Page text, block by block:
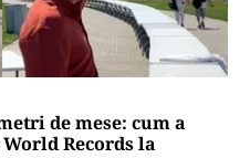
de mese: cum a
Records la